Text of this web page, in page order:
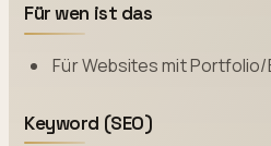
Für wen ist das
Für Websites mit Portfolio/
Keyword (SEO)